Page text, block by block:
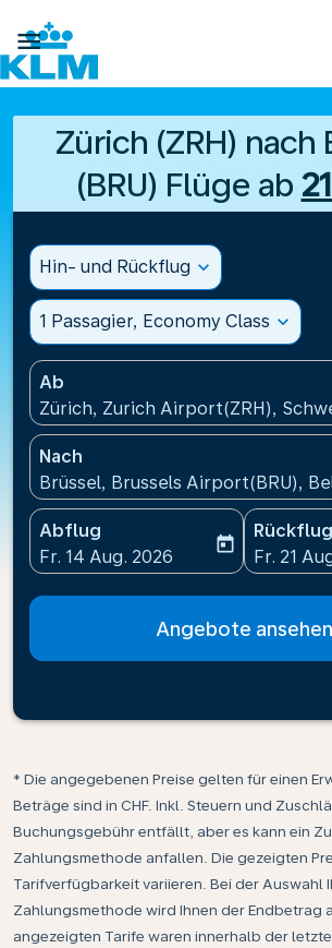

Zürich (ZRH) nach
(BRU) Flüge ab
Hin- und Rückflug expand_more
1 Passagier, Economy Class expand_more
Ab
Zürich, Zurich Airport(ZRH),
Nach
Brüssel, Brussels Airport(BRU),
Abflug
fc-booking-departure-date-aria-
Fr. 14 Aug. 2026
today
Rückflug
fc-
Fr. 21
Angebote ansehen
* Die angegebenen Preise gelten für einen
Beträge sind in CHF. Inkl. Steuern und
Buchungsgebühr entfällt, aber es kann ein
Zahlungsmethode anfallen. Die gezeigten
Tarifverfügbarkeit variieren. Bei der Auswahl
Zahlungsmethode wird Ihnen der Endbetrag
angezeigten Tarife waren innerhalb der